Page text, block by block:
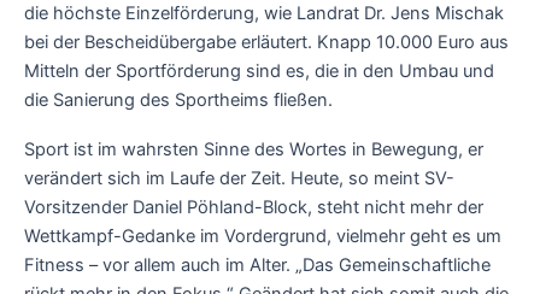
die höchste Einzelförderung, wie Landrat Dr. Jens Mischak
bei der Bescheidübergabe erläutert. Knapp 10.000 Euro aus
Mitteln der Sportförderung sind es, die in den Umbau und
die Sanierung des Sportheims fließen.
Sport ist im wahrsten Sinne des Wortes in Bewegung, er
verändert sich im Laufe der Zeit. Heute, so meint SV-
Vorsitzender Daniel Pöhland-Block, steht nicht mehr der
Wettkampf-Gedanke im Vordergrund, vielmehr geht es um
Fitness – vor allem auch im Alter. „Das Gemeinschaftliche